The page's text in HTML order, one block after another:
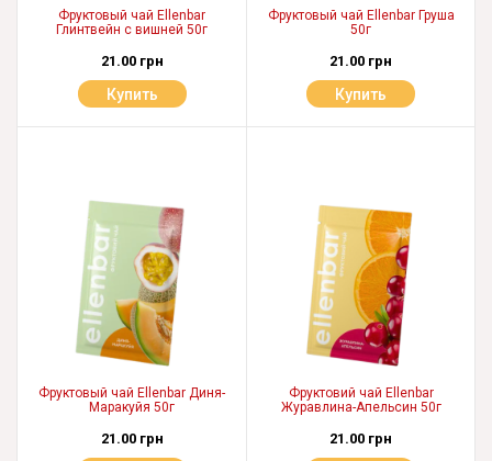
Фруктовый чай Ellenbar
Глинтвейн с вишней 50г
21.00 грн
Купить
Фруктовый чай Ellenbar Груша
50г
21.00 грн
Купить
Фруктовый чай Ellenbar Диня-
Маракуйя 50г
21.00 грн
Фруктовий чай Ellenbar
Журавлина-Апельсин 50г
21.00 грн